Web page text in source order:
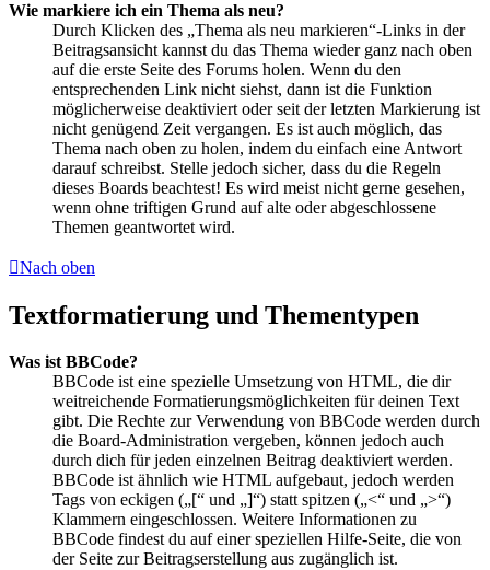
Wie markiere ich ein Thema als neu?
Durch Klicken des „Thema als neu markieren“-Links in der
Beitragsansicht kannst du das Thema wieder ganz nach oben
auf die erste Seite des Forums holen. Wenn du den
entsprechenden Link nicht siehst, dann ist die Funktion
möglicherweise deaktiviert oder seit der letzten Markierung ist
nicht genügend Zeit vergangen. Es ist auch möglich, das
Thema nach oben zu holen, indem du einfach eine Antwort
darauf schreibst. Stelle jedoch sicher, dass du die Regeln
dieses Boards beachtest! Es wird meist nicht gerne gesehen,
wenn ohne triftigen Grund auf alte oder abgeschlossene
Themen geantwortet wird.
Nach oben
Textformatierung und Thementypen
Was ist BBCode?
BBCode ist eine spezielle Umsetzung von HTML, die dir
weitreichende Formatierungsmöglichkeiten für deinen Text
gibt. Die Rechte zur Verwendung von BBCode werden durch
die Board-Administration vergeben, können jedoch auch
durch dich für jeden einzelnen Beitrag deaktiviert werden.
BBCode ist ähnlich wie HTML aufgebaut, jedoch werden
Tags von eckigen („[“ und „]“) statt spitzen („<“ und „>“)
Klammern eingeschlossen. Weitere Informationen zu
BBCode findest du auf einer speziellen Hilfe-Seite, die von
der Seite zur Beitragserstellung aus zugänglich ist.